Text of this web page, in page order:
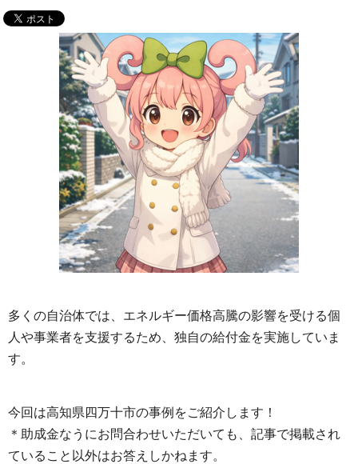
多くの自治体では、エネルギー価格高騰の影響を受ける個
人や事業者を支援するため、独自の給付金を実施していま
す。
今回は高知県四万十市の事例をご紹介します！
＊助成金なうにお問合わせいただいても、記事で掲載され
ていること以外はお答えしかねます。